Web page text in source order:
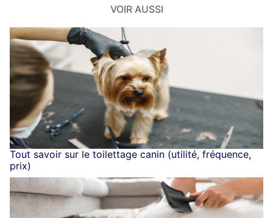
VOIR AUSSI
Tout savoir sur le toilettage canin (utilité, fréquence,
prix)